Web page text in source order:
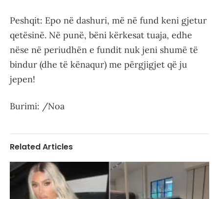
Peshqit: Epo në dashuri, më në fund keni gjetur
qetësinë. Në punë, bëni kërkesat tuaja, edhe
nëse në periudhën e fundit nuk jeni shumë të
bindur (dhe të kënaqur) me përgjigjet që ju
jepen!
Burimi: /Noa
Related Articles